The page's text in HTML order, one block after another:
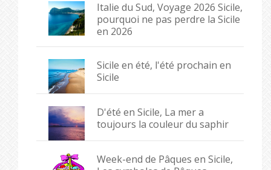
Italie du Sud, Voyage 2026 Sicile,
pourquoi ne pas perdre la Sicile
en 2026
Sicile en été, l'été prochain en
Sicile
D'été en Sicile, La mer a
toujours la couleur du saphir
Week-end de Pâques en Sicile,